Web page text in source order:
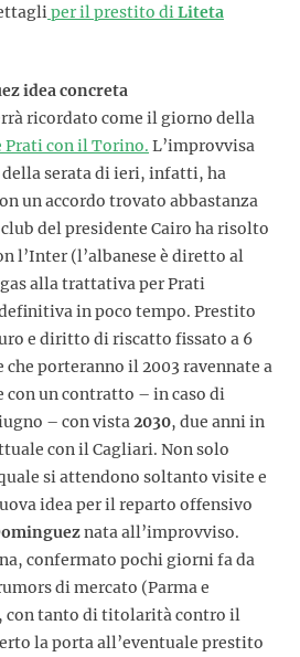
per il prestito diLiteta
idea concreta
ricordato come il giorno della
con il Torino. L’improvvisa
della serata di ieri, infatti, ha
un accordo trovato abbastanza
del presidente Cairo ha risolto
l’Inter (l’albanese è diretto al
alla trattativa per Prati
in poco tempo. Prestito
e diritto di riscatto fissato a 6
porteranno il 2003 ravennate a
un contratto – in caso di
– con vista2030, due anni in
con il Cagliari. Non solo
si attendono soltanto visite e
idea per il reparto offensivo
nata all’improvviso.
confermato pochi giorni fa da
di mercato (Parma e
tanto di titolarità contro il
la porta all’eventuale prestito